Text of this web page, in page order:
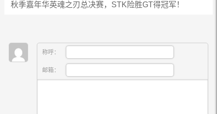
秋季嘉年华英魂之刃总决赛，STK险胜GT得冠军！
称呼：
邮箱：